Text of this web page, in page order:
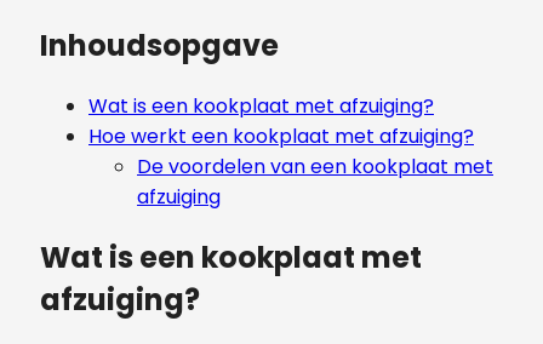
Inhoudsopgave
Wat is een kookplaat met afzuiging?
Hoe werkt een kookplaat met afzuiging?
De voordelen van een kookplaat met
afzuiging
Wat is een kookplaat met
afzuiging?